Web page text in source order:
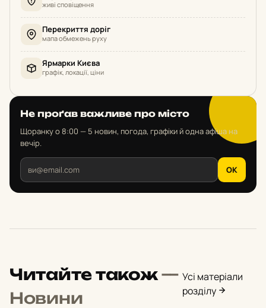
живі сповіщення
Перекриття доріг
мапа обмежень руху
Ярмарки Києва
графік, локації, ціни
Не проґав важливе про місто
Щоранку о 8:00 — 5 новин, погода, графіки й одна афіша на
вечір.
OK
Читайте також—
Новини
Усі матеріали
розділу